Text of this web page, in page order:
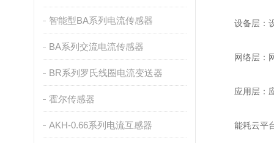
智能型BA系列电流传感器
BA系列交流电流传感器
BR系列罗氏线圈电流变送器
霍尔传感器
AKH-0.66系列电流互感器
设备层：设
网络层：网
应用层：应
能耗云平台